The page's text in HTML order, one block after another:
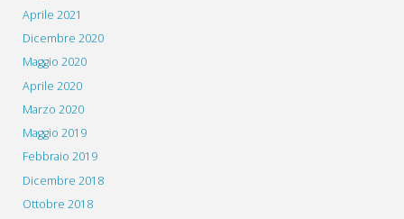
Aprile 2021
Dicembre 2020
Maggio 2020
Aprile 2020
Marzo 2020
Maggio 2019
Febbraio 2019
Dicembre 2018
Ottobre 2018